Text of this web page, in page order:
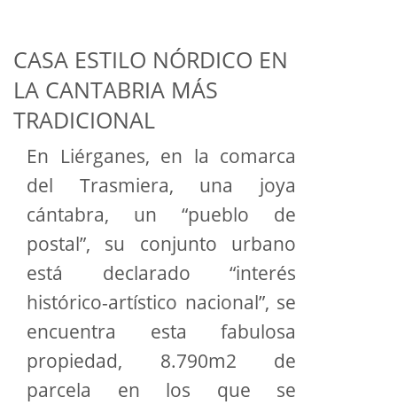
CASA ESTILO NÓRDICO EN
LA CANTABRIA MÁS
TRADICIONAL
En Liérganes, en la comarca
del Trasmiera, una joya
cántabra, un “pueblo de
postal”, su conjunto urbano
está declarado “interés
histórico-artístico nacional”, se
encuentra esta fabulosa
propiedad, 8.790m2 de
parcela en los que se